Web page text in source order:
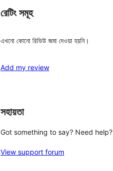
রেটিং সমূহ
এখনো কোনো রিভিউ জমা দেওয়া হয়নি।
Add my review
সহায়তা
Got something to say? Need help?
View support forum